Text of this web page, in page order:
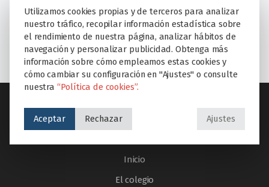
cáncer infantil
Turkana News
Inicio
El colegio
Utilizamos cookies propias y de terceros para analizar
nuestro tráfico, recopilar información estadística sobre
el rendimiento de nuestra página, analizar hábitos de
navegación y personalizar publicidad. Obtenga más
información sobre cómo empleamos estas cookies y
cómo cambiar su configuración en "Ajustes" o consulte
nuestra “Política de cookies”.
Aceptar Rechazar Ajustes